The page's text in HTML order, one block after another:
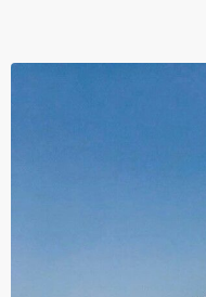
3700 ден